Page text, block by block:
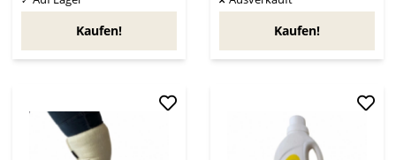
Kaufen! Kaufen!